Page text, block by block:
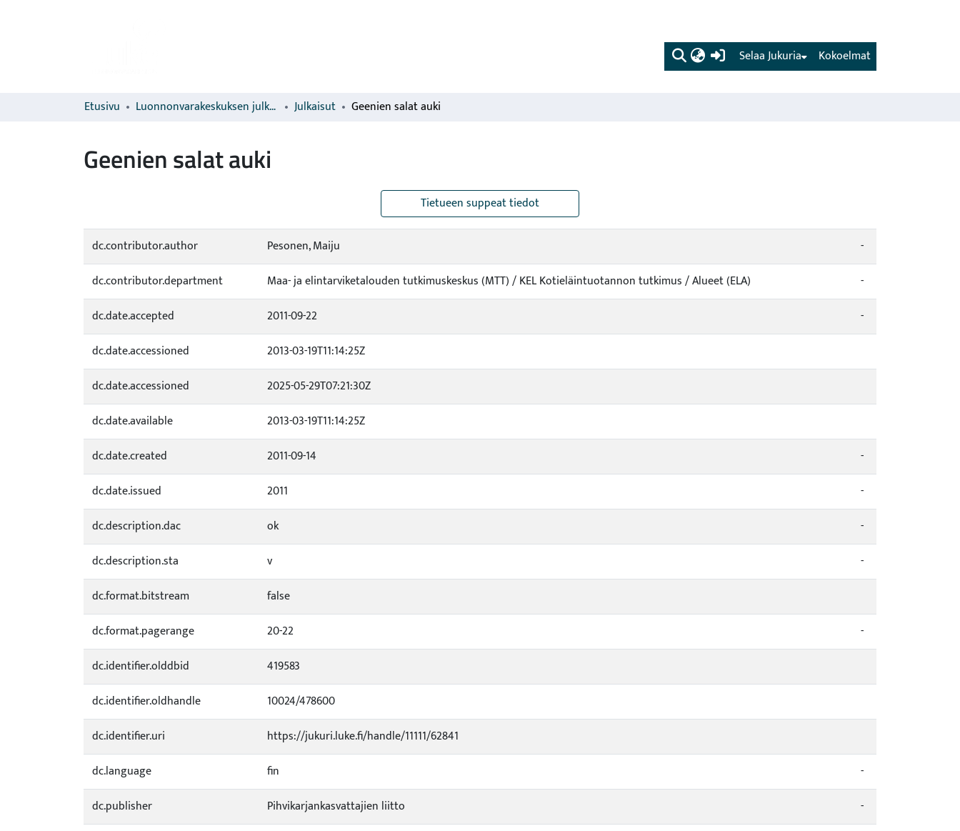
(current) Kokoelmat
Selaa Jukuria
Etusivu Luonnonvarakeskuksen julkaisut Julkaisut Geenien salat auki
Geenien salat auki
Tietueen suppeat tiedot
dc.contributor.author Pesonen, Maiju
-
dc.contributor.department
Maa- ja elintarviketalouden tutkimuskeskus (MTT) / KEL Kotieläintuotannon tutkimus / Alueet (ELA)
-
dc.date.accepted
2011-09-22
-
dc.date.accessioned
2013-03-19T11:14:25Z
dc.date.accessioned
2025-05-29T07:21:30Z
dc.date.available
2013-03-19T11:14:25Z
dc.date.created
2011-09-14
-
dc.date.issued
2011
-
dc.description.dac
ok
-
dc.description.sta
v
-
dc.format.bitstream
false
dc.format.pagerange
20-22
-
dc.identifier.olddbid
419583
dc.identifier.oldhandle
10024/478600
dc.identifier.uri
https://jukuri.luke.fi/handle/11111/62841
dc.language
fin
-
dc.publisher
Pihvikarjankasvattajien liitto
-